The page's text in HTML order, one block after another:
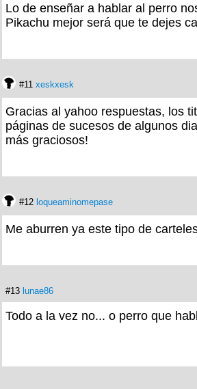
Lo de enseñar a hablar al perro
Pikachu mejor será que te dejes
#11 xeskxesk
Gracias al yahoo respuestas, los
páginas de sucesos de algunos
más graciosos!
#12 loqueaminomepase
Me aburren ya este tipo de
#13 lunae86
Todo a la vez no... o perro que